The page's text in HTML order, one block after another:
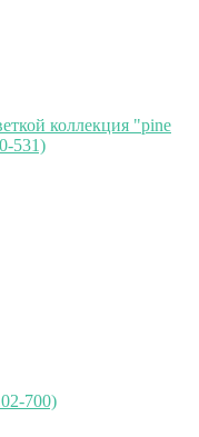
коллекция "pine
531)
700)